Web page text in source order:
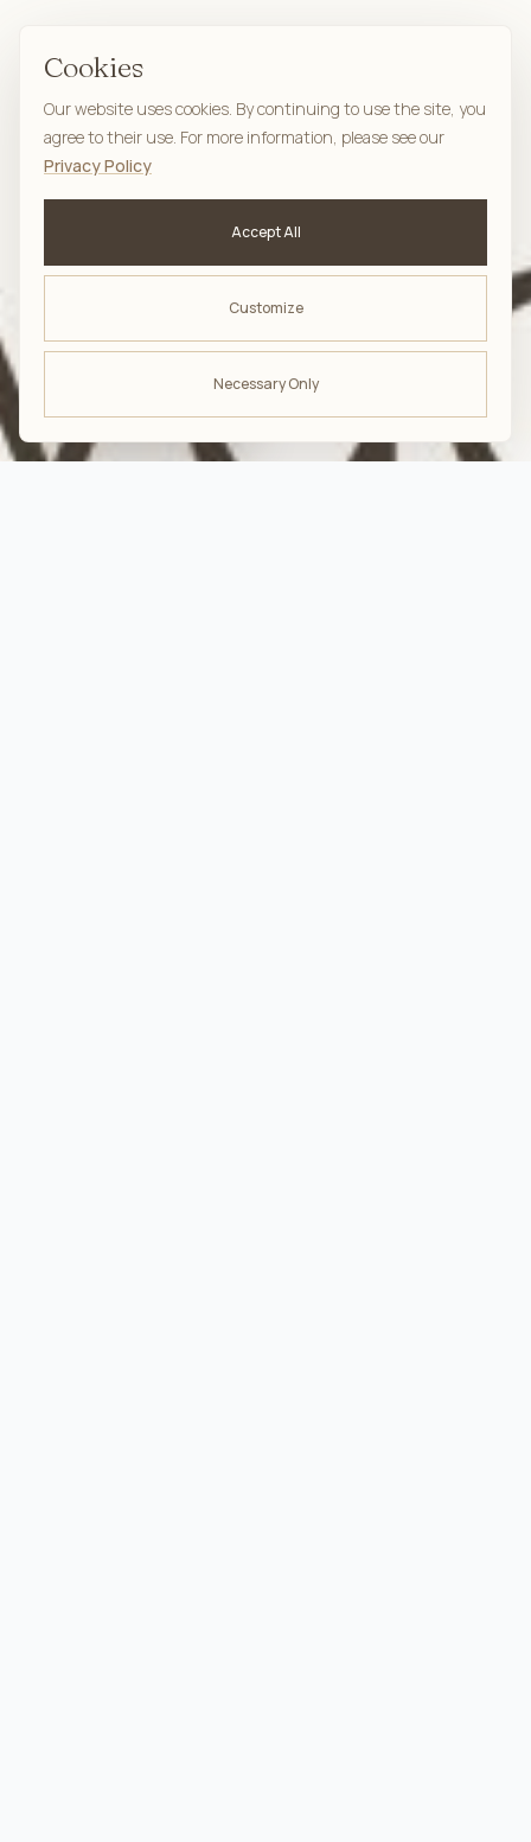
Cookies
Our website uses cookies. By continuing to use the site, you
agree to their use. For more information, please see our
Privacy Policy
Accept All
Customize
Necessary Only